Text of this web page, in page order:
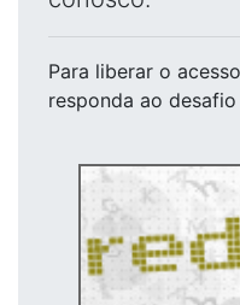
Para liberar o acesso
responda ao